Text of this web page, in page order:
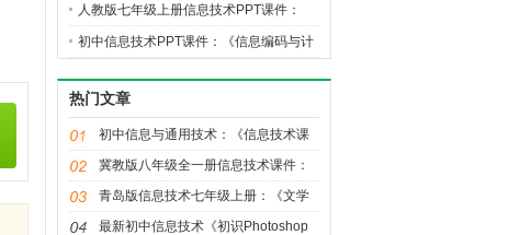
《规划与设计网站》
人教版七年级上册信息技术PPT课件：
《制作网站》
初中信息技术PPT课件：《信息编码与计
热门文章
初中信息与通用技术：《信息技术课
程教学设计》课件
冀教版八年级全一册信息技术课件：
《文件操作控件》
青岛版信息技术七年级上册：《文学
社的新成员——表格的制作》
最新初中信息技术《初识Photoshop